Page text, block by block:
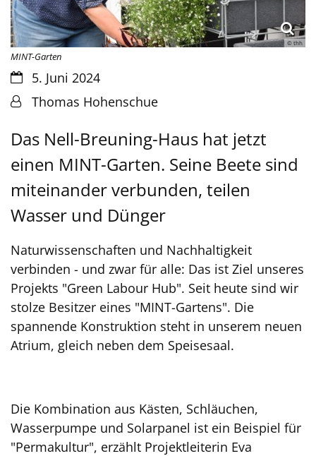
© thh
MINT-Garten
Datum:5. Juni 2024
Von:Thomas Hohenschue
Das Nell-Breuning-Haus hat jetzt
einen MINT-Garten. Seine Beete sind
miteinander verbunden, teilen
Wasser und Dünger
Naturwissenschaften und Nachhaltigkeit
verbinden - und zwar für alle: Das ist Ziel unseres
Projekts "Green Labour Hub". Seit heute sind wir
stolze Besitzer eines "MINT-Gartens". Die
spannende Konstruktion steht in unserem neuen
Atrium, gleich neben dem Speisesaal.
Die Kombination aus Kästen, Schläuchen,
Wasserpumpe und Solarpanel ist ein Beispiel für
"Permakultur", erzählt Projektleiterin Eva